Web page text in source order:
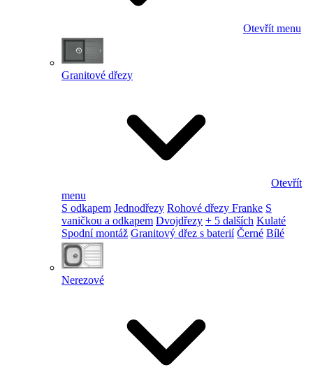
Otevřít menu
Granitové dřezy
Otevřít
menu
S odkapem Jednodřezy Rohové dřezy Franke S
vaničkou a odkapem Dvojdřezy + 5 dalších Kulaté
Spodní montáž Granitový dřez s baterií Černé Bílé
Nerezové